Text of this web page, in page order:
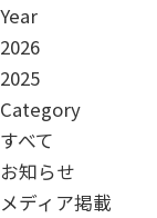
稿
ナ
ビ
ゲ
ー
シ
ョ
Year
2026
2025
Category
すべて
お知らせ
メディア掲載